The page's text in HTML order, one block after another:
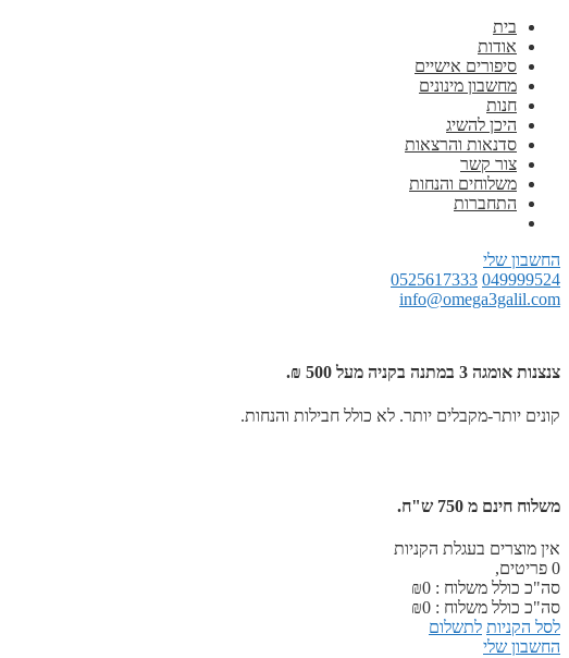
בית
אודות
סיפורים אישיים
מחשבון מינונים
חנות
היכן להשיג
סדנאות והרצאות
צור קשר
משלוחים והנחות
התחברות
החשבון שלי
049999524
0525617333
info@omega3galil.com
צנצנות אומגה 3 במתנה בקניה מעל 500 ₪.
קונים יותר-מקבלים יותר. לא כולל חבילות והנחות.
משלוח חינם מ 750 ש"ח.
אין מוצרים בעגלת הקניות
0 פריטים,
סה"כ כולל משלוח :
₪0
סה"כ כולל משלוח :
₪0
לסל הקניות לתשלום
החשבון שלי